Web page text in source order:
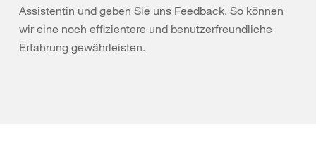
Assistentin und geben Sie uns Feedback. So können
wir eine noch effizientere und benutzerfreundliche
Erfahrung gewährleisten.